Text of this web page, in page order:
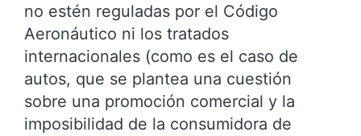
no estén reguladas por el Código
Aeronáutico ni los tratados
internacionales (como es el caso de
autos, que se plantea una cuestión
sobre una promoción comercial y la
imposibilidad de la consumidora de